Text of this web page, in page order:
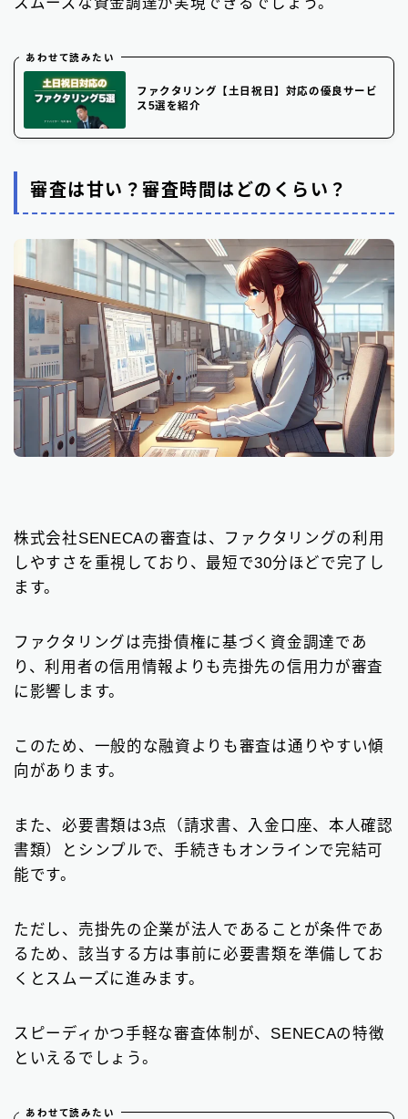
あわせて読みたい
ファクタリング【土日祝日】対応の優良サービ
ス5選を紹介
審査は甘い？審査時間はどのくらい？
株式会社SENECAの審査は、ファクタリングの利用
しやすさを重視しており、最短で30分ほどで完了し
ます。
ファクタリングは売掛債権に基づく資金調達であ
り、利用者の信用情報よりも売掛先の信用力が審査
に影響します。
このため、一般的な融資よりも審査は通りやすい傾
向があります。
また、必要書類は3点（請求書、入金口座、本人確認
書類）とシンプルで、手続きもオンラインで完結可
能です。
ただし、売掛先の企業が法人であることが条件であ
るため、該当する方は事前に必要書類を準備してお
くとスムーズに進みます。
スピーディかつ手軽な審査体制が、SENECAの特徴
といえるでしょう。
あわせて読みたい